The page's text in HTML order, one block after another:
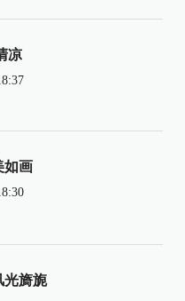
凉
如画
光旖旎